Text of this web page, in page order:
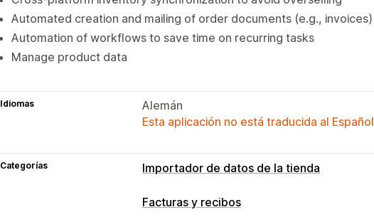
Automated creation and mailing of order documents (e.g., invoices)
Automation of workflows to save time on recurring tasks
Manage product data
Idiomas
Alemán
Esta aplicación no está traducida al Español
Categorías Importador de datos de la tienda
Sincronización de datos
Facturas y recibos